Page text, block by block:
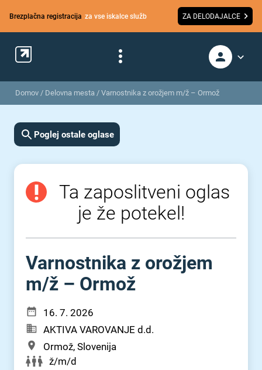
Brezplačna registracija za vse iskalce služb ZA DELODAJALCE
Domov / Delovna mesta / Varnostnika z orožjem m/ž – Ormož
Poglej ostale oglase
Ta zaposlitveni oglas
je že potekel!
Varnostnika z orožjem
m⁠/⁠ž – Ormož
16. 7. 2026
AKTIVA VAROVANJE d.d.
Ormož, Slovenija
ž/m/d